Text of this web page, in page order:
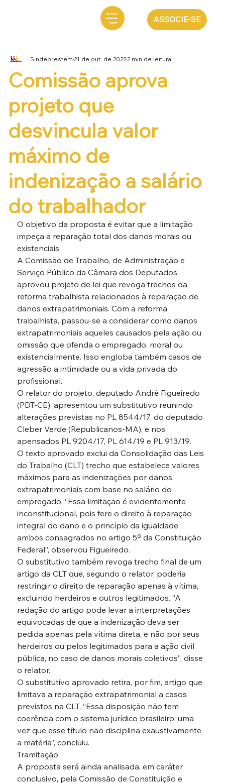
ASSOCIE-SE
Comissão aprova
projeto que
desvincula valor
máximo de
indenização a salário
do trabalhador
Sindeprestem21 de out. de 20222 min de leitura
O objetivo da proposta é evitar que a limitação
impeça a reparação total dos danos morais ou
existenciais
A Comissão de Trabalho, de Administração e
Serviço Público da Câmara dos Deputados
aprovou projeto de lei que revoga trechos da
reforma trabalhista relacionados à reparação de
danos extrapatrimoniais. Com a reforma
trabalhista, passou-se a considerar como danos
extrapatrimoniais aqueles causados pela ação ou
omissão que ofenda o empregado, moral ou
existencialmente. Isso engloba também casos de
agressão a intimidade ou a vida privada do
profissional.
O relator do projeto, deputado André Figueiredo
(PDT-CE), apresentou um substitutivo reunindo
alterações previstas no PL 8544/17, do deputado
Cleber Verde (Republicanos-MA), e nos
apensados PL 9204/17, PL 614/19 e PL 913/19.
O texto aprovado exclui da Consolidação das Leis
do Trabalho (CLT) trecho que estabelece valores
máximos para as indenizações por danos
extrapatrimoniais com base no salário do
empregado. “Essa limitação é evidentemente
inconstitucional, pois fere o direito à reparação
integral do dano e o princípio da igualdade,
ambos consagrados no artigo 5º da Constituição
Federal”, observou Figueiredo.
O substitutivo também revoga trecho final de um
artigo da CLT que, segundo o relator, poderia
restringir o direito de reparação apenas à vítima,
excluindo herdeiros e outros legitimados. “A
redação do artigo pode levar a interpretações
equivocadas de que a indenização deva ser
pedida apenas pela vítima direta, e não por seus
herdeiros ou pelos legitimados para a ação civil
pública, no caso de danos morais coletivos”, disse
o relator.
O substitutivo aprovado retira, por fim, artigo que
limitava a reparação extrapatrimonial a casos
previstos na CLT. “Essa disposição não tem
coerência com o sistema jurídico brasileiro, uma
vez que esse título não disciplina exaustivamente
a matéria”, concluiu.
Tramitação
A proposta será ainda analisada, em caráter
conclusivo, pela Comissão de Constituição e